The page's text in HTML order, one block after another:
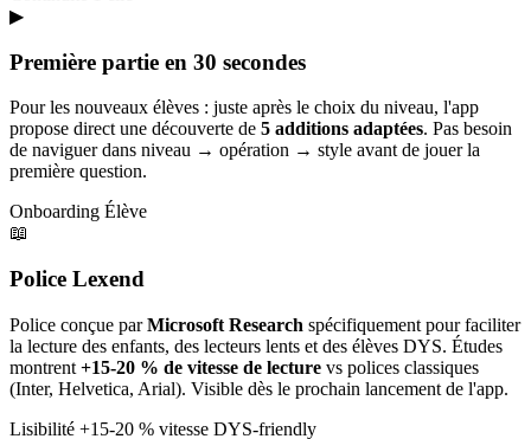
▶
Première partie en 30 secondes
Pour les nouveaux élèves : juste après le choix du niveau, l'app
propose direct une découverte de 5 additions adaptées. Pas besoin
de naviguer dans niveau → opération → style avant de jouer la
première question.
Onboarding Élève
📖
Police Lexend
Police conçue parMicrosoft Research spécifiquement pour faciliter
la lecture des enfants, des lecteurs lents et des élèves DYS. Études
montrent +15-20 % de vitesse de lecture vs polices classiques
(Inter, Helvetica, Arial). Visible dès le prochain lancement de l'app.
Lisibilité +15-20 % vitesse DYS-friendly